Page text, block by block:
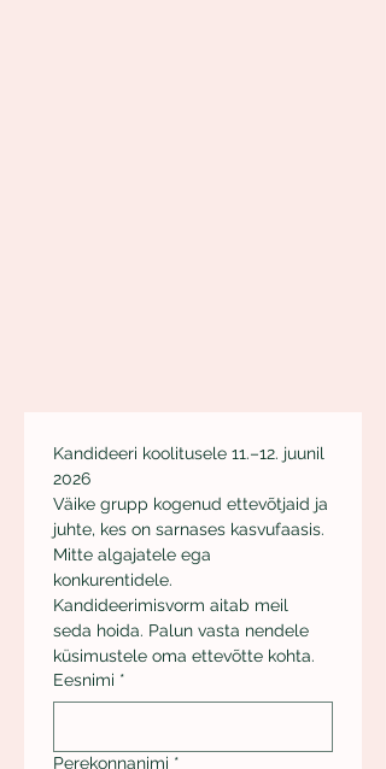
Kandideeri koolitusele 11.–12. juunil
2026
Väike grupp kogenud ettevõtjaid ja
juhte, kes on sarnases kasvufaasis.
Mitte algajatele ega
konkurentidele.
Kandideerimisvorm aitab meil
seda hoida. Palun vasta nendele
küsimustele oma ettevõtte kohta.
Eesnimi *
Perekonnanimi *